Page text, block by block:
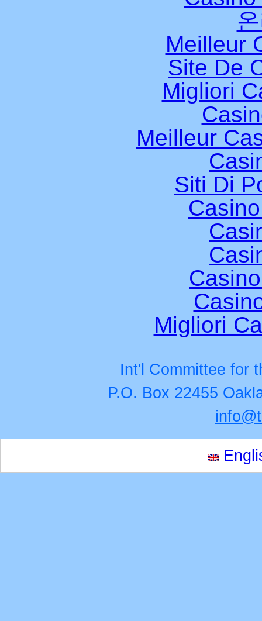
Meilleur
Site De
Migliori
Meilleur
Siti Di
Migliori
Int'l Committee for
P.O. Box 22455